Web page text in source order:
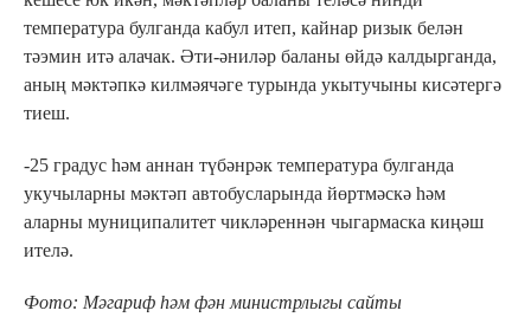
температура булганда кабул итеп, кайнар ризык белән
тәэмин итә алачак. Әти-әниләр баланы өйдә калдырганда,
аның мәктәпкә килмәячәге турында укытучыны кисәтергә
тиеш.
-25 градус һәм аннан түбәнрәк температура булганда
укучыларны мәктәп автобусларында йөртмәскә һәм
аларны муниципалитет чикләреннән чыгармаска киңәш
ителә.
Фото: Мәгариф һәм фән министрлыгы сайты